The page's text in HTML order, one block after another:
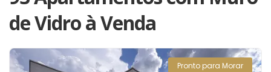
de Vidro à Venda
Pronto para Morar